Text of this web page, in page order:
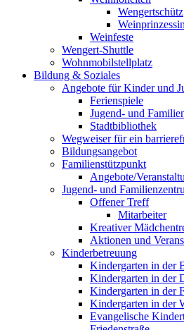
Wengertschütz
Weinprinzessin
Weinfeste
Wengert-Shuttle
Wohnmobilstellplatz
Bildung & Soziales
Angebote für Kinder und
Ferienspiele
Jugend- und
Stadtbibliothek
Wegweiser für ein
Bildungsangebot
Familienstützpunkt
Angebote/
Jugend- und
Offener Treff
Mitarbeiter
Kreativer
Aktionen und
Kinderbetreuung
Kindergarten in der
Kindergarten in der
Kindergarten in der
Kindergarten in der
Evangelische